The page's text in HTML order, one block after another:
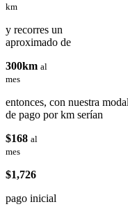
km
y recorres un
aproximado de
300km al
mes
entonces, con nuestra
de pago por km serían
$168 al
mes
$1,726
pago inicial